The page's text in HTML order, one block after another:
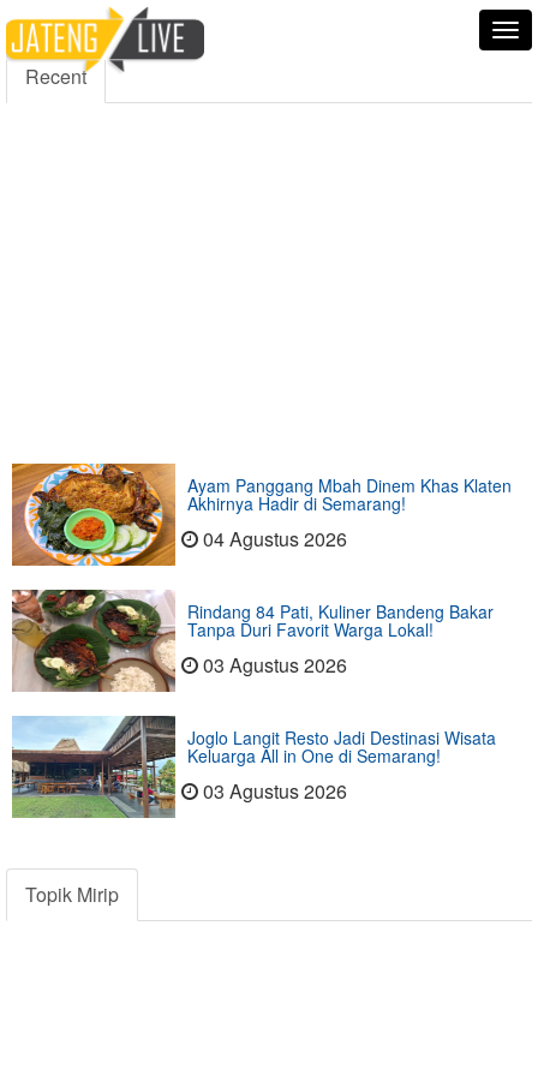
5000 Fans Followers
Recent
Ayam Panggang Mbah Dinem Khas Klaten
Akhirnya Hadir di Semarang!
04 Agustus 2026
Rindang 84 Pati, Kuliner Bandeng Bakar
Tanpa Duri Favorit Warga Lokal!
03 Agustus 2026
Joglo Langit Resto Jadi Destinasi Wisata
Keluarga All in One di Semarang!
03 Agustus 2026
Topik Mirip